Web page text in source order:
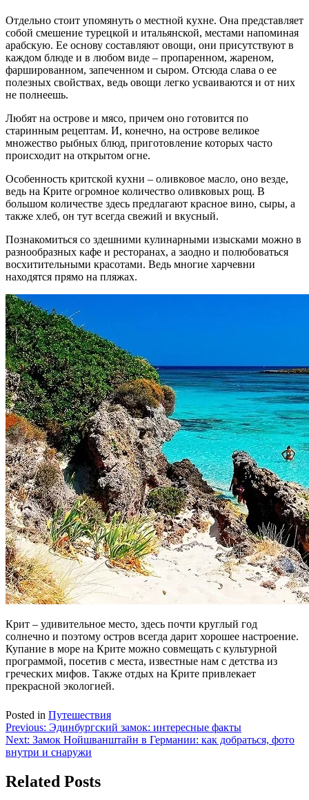
Отдельно стоит упомянуть о местной кухне. Она представляет
собой смешение турецкой и итальянской, местами напоминая
арабскую. Ее основу составляют овощи, они присутствуют в
каждом блюде и в любом виде – пропаренном, жареном,
фаршированном, запеченном и сыром. Отсюда слава о ее
полезных свойствах, ведь овощи легко усваиваются и от них
не полнеешь.
Любят на острове и мясо, причем оно готовится по
старинным рецептам. И, конечно, на острове великое
множество рыбных блюд, приготовление которых часто
происходит на открытом огне.
Особенность критской кухни – оливковое масло, оно везде,
ведь на Крите огромное количество оливковых рощ. В
большом количестве здесь предлагают красное вино, сыры, а
также хлеб, он тут всегда свежий и вкусный.
Познакомиться со здешними кулинарными изысками можно в
разнообразных кафе и ресторанах, а заодно и полюбоваться
восхитительными красотами. Ведь многие харчевни
находятся прямо на пляжах.
Крит – удивительное место, здесь почти круглый год
солнечно и поэтому остров всегда дарит хорошее настроение.
Купание в море на Крите можно совмещать с культурной
программой, посетив с места, известные нам с детства из
греческих мифов. Также отдых на Крите привлекает
прекрасной экологией.
Posted in Путешествия
Навигация
по
Previous: Эдинбургский замок: интересные факты
Next: Замок Нойшванштайн в Германии: как добраться, фото
внутри и снаружи
Related Posts